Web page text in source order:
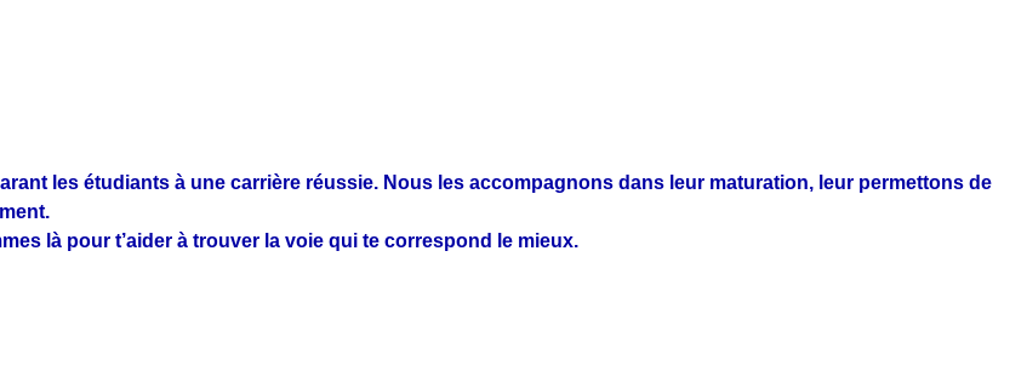
les étudiants à une carrière réussie. Nous les accompagnons dans leur maturation, leur permettons de
là pour t’aider à trouver la voie qui te correspond le mieux.